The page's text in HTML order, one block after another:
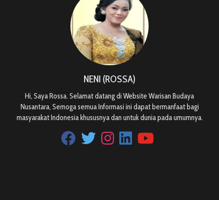
NENI (ROSSA)
Hi, Saya Rossa. Selamat datang di Website Warisan Budaya
Nusantara, Semoga semua Informasi ini dapat bermanfaat bagi
masyarakat Indonesia khususnya dan untuk dunia pada umumnya.